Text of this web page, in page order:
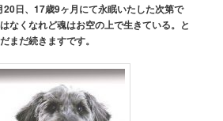
日、17歳9ヶ月にて永眠いたした次第で
なくなれど魂はお空の上で生きている。と
まだ続きますです。